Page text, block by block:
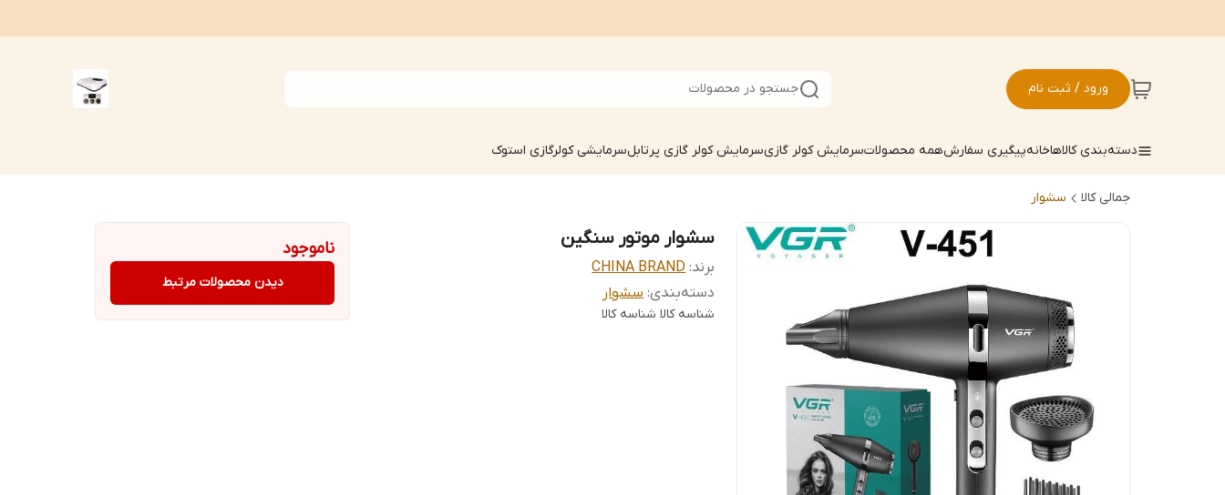
ورود / ثبت نام جستجو در محصولات
دسته‌بندی کالاهاخانهپیگیری سفارشهمه محصولاتسرمایش کولر گازیسرمایش کولر گازی پرتابلسرمایشی کولرگازی استوک
جمالی کالا سشوار
سشوار موتور سنگین
برند: CHINA BRAND
دسته‌بندی:سشوار
شناسه کالا شناسه کالا
ناموجود
دیدن محصولات مرتبط